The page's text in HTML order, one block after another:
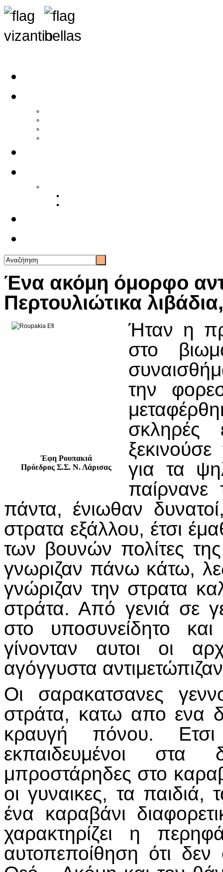
Ένα ακόμη όμορφο
Περτουλιώτικα
Έφη Ρουπακιά
Πρόεδρος Σ.Σ. Ν. Λάρισας
Ήταν η
στο
την
σκληρές
για τα
πάντα, ένιωθαν
στρατα εξάλλου, έτσι
των βουνών πολίτες
γνωριζαν πάνω κάτω,
γνώριζαν την στρατα
στράτα. Από γενιά σε
στο υποσυνείδητο
γίνονταν αυτοι οι
αγόγγυστα
Οι σαρακατσανες
στράτα, κατω απο ενα
κραυγή πόνου. Ετσι
εκπαιδευμένοι στα
μπροστάρηδες στο
οι γυναικες, τα
ένα καραβάνι
χαρακτηρίζει η
αυτοπεποίθηση ότι